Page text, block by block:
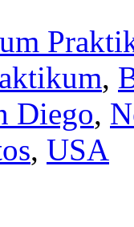
,
Diego,
, USA